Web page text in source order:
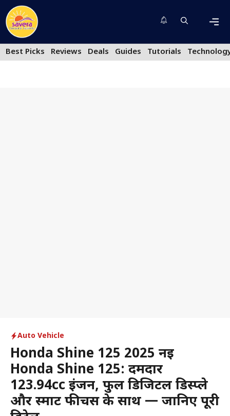
Skip
to
content
Best Picks
Reviews Deals Guides Tutorials
Auto Vehicle
Honda Shine 125 2025 नई
Honda Shine 125: दमदार
123.94cc इंजन, फुल डिजिटल डिस्प्ले
और स्मार्ट फीचर्स के साथ — जानिए पूरी